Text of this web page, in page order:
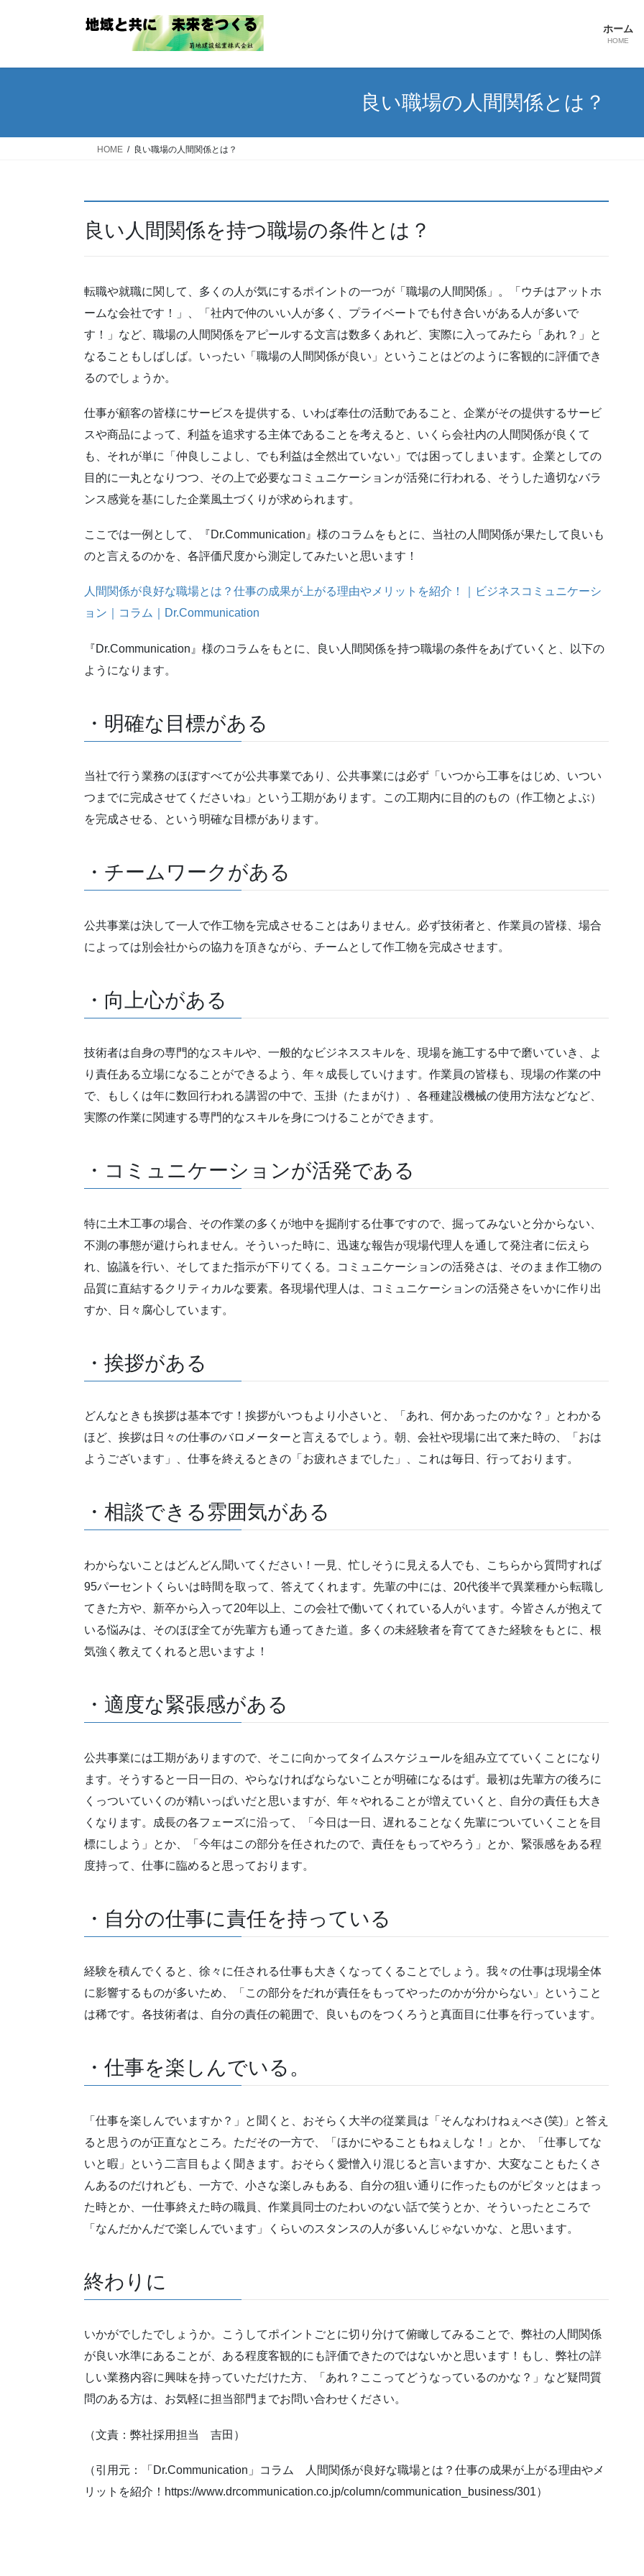
ホーム
HOME
良い職場の人間関係とは？
HOME 良い職場の人間関係とは？
良い人間関係を持つ職場の条件とは？
転職や就職に関して、多くの人が気にするポイントの一つが「職場の人間関係」。「ウチはアットホ
ームな会社です！」、「社内で仲のいい人が多く、プライベートでも付き合いがある人が多いで
す！」など、職場の人間関係をアピールする文言は数多くあれど、実際に入ってみたら「あれ？」と
なることもしばしば。いったい「職場の人間関係が良い」ということはどのように客観的に評価でき
るのでしょうか。
仕事が顧客の皆様にサービスを提供する、いわば奉仕の活動であること、企業がその提供するサービ
スや商品によって、利益を追求する主体であることを考えると、いくら会社内の人間関係が良くて
も、それが単に「仲良しこよし、でも利益は全然出ていない」では困ってしまいます。企業としての
目的に一丸となりつつ、その上で必要なコミュニケーションが活発に行われる、そうした適切なバラ
ンス感覚を基にした企業風土づくりが求められます。
ここでは一例として、『Dr.Communication』様のコラムをもとに、当社の人間関係が果たして良いも
のと言えるのかを、各評価尺度から測定してみたいと思います！
人間関係が良好な職場とは？仕事の成果が上がる理由やメリットを紹介！｜ビジネスコミュニケーシ
ョン｜コラム｜Dr.Communication
『Dr.Communication』様のコラムをもとに、良い人間関係を持つ職場の条件をあげていくと、以下の
ようになります。
・明確な目標がある
当社で行う業務のほぼすべてが公共事業であり、公共事業には必ず「いつから工事をはじめ、いつい
つまでに完成させてくださいね」という工期があります。この工期内に目的のもの（作工物とよぶ）
を完成させる、という明確な目標があります。
・チームワークがある
公共事業は決して一人で作工物を完成させることはありません。必ず技術者と、作業員の皆様、場合
によっては別会社からの協力を頂きながら、チームとして作工物を完成させます。
・向上心がある
技術者は自身の専門的なスキルや、一般的なビジネススキルを、現場を施工する中で磨いていき、よ
り責任ある立場になることができるよう、年々成長していけます。作業員の皆様も、現場の作業の中
で、もしくは年に数回行われる講習の中で、玉掛（たまがけ）、各種建設機械の使用方法などなど、
実際の作業に関連する専門的なスキルを身につけることができます。
・コミュニケーションが活発である
特に土木工事の場合、その作業の多くが地中を掘削する仕事ですので、掘ってみないと分からない、
不測の事態が避けられません。そういった時に、迅速な報告が現場代理人を通して発注者に伝えら
れ、協議を行い、そしてまた指示が下りてくる。コミュニケーションの活発さは、そのまま作工物の
品質に直結するクリティカルな要素。各現場代理人は、コミュニケーションの活発さをいかに作り出
すか、日々腐心しています。
・挨拶がある
どんなときも挨拶は基本です！挨拶がいつもより小さいと、「あれ、何かあったのかな？」とわかる
ほど、挨拶は日々の仕事のバロメーターと言えるでしょう。朝、会社や現場に出て来た時の、「おは
ようございます」、仕事を終えるときの「お疲れさまでした」、これは毎日、行っております。
・相談できる雰囲気がある
わからないことはどんどん聞いてください！一見、忙しそうに見える人でも、こちらから質問すれば
95パーセントくらいは時間を取って、答えてくれます。先輩の中には、20代後半で異業種から転職し
てきた方や、新卒から入って20年以上、この会社で働いてくれている人がいます。今皆さんが抱えて
いる悩みは、そのほぼ全てが先輩方も通ってきた道。多くの未経験者を育ててきた経験をもとに、根
気強く教えてくれると思いますよ！
・適度な緊張感がある
公共事業には工期がありますので、そこに向かってタイムスケジュールを組み立てていくことになり
ます。そうすると一日一日の、やらなければならないことが明確になるはず。最初は先輩方の後ろに
くっついていくのが精いっぱいだと思いますが、年々やれることが増えていくと、自分の責任も大き
くなります。成長の各フェーズに沿って、「今日は一日、遅れることなく先輩についていくことを目
標にしよう」とか、「今年はこの部分を任されたので、責任をもってやろう」とか、緊張感をある程
度持って、仕事に臨めると思っております。
・自分の仕事に責任を持っている
経験を積んでくると、徐々に任される仕事も大きくなってくることでしょう。我々の仕事は現場全体
に影響するものが多いため、「この部分をだれが責任をもってやったのかが分からない」ということ
は稀です。各技術者は、自分の責任の範囲で、良いものをつくろうと真面目に仕事を行っています。
・仕事を楽しんでいる。
「仕事を楽しんでいますか？」と聞くと、おそらく大半の従業員は「そんなわけねぇべさ(笑)」と答え
ると思うのが正直なところ。ただその一方で、「ほかにやることもねぇしな！」とか、「仕事してな
いと暇」という二言目もよく聞きます。おそらく愛憎入り混じると言いますか、大変なこともたくさ
んあるのだけれども、一方で、小さな楽しみもある、自分の狙い通りに作ったものがピタッとはまっ
た時とか、一仕事終えた時の職員、作業員同士のたわいのない話で笑うとか、そういったところで
「なんだかんだで楽しんでいます」くらいのスタンスの人が多いんじゃないかな、と思います。
終わりに
いかがでしたでしょうか。こうしてポイントごとに切り分けて俯瞰してみることで、弊社の人間関係
が良い水準にあることが、ある程度客観的にも評価できたのではないかと思います！もし、弊社の詳
しい業務内容に興味を持っていただけた方、「あれ？ここってどうなっているのかな？」など疑問質
問のある方は、お気軽に担当部門までお問い合わせください。
（文責：弊社採用担当 吉田）
（引用元：「Dr.Communication」コラム 人間関係が良好な職場とは？仕事の成果が上がる理由やメ
リットを紹介！https://www.drcommunication.co.jp/column/communication_business/301）